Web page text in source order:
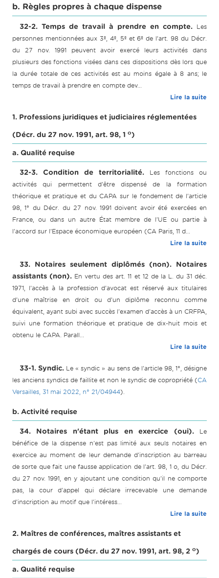
b. Règles propres à chaque dispense
32-2. Temps de travail à prendre en compte. Les
personnes mentionnées aux 3º, 4º, 5º et 6º de l’art. 98 du Décr.
du 27 nov. 1991 peuvent avoir exercé leurs activités dans
plusieurs des fonctions visées dans ces dispositions dès lors que
la durée totale de ces activités est au moins égale à 8 ans; le
temps de travail à prendre en compte dev...
Lire la suite
1. Professions juridiques et judiciaires réglementées
(Décr. du 27 nov. 1991, art. 98, 1 o)
a. Qualité requise
32-3. Condition de territorialité.
Les fonctions ou
activités qui permettent d'être dispensé de la formation
théorique et pratique et du CAPA sur le fondement de l'article
98, 1° du Décr. du 27 nov. 1991 doivent avoir été exercées en
France, ou dans un autre État membre de l'UE ou partie à
l'accord sur l'Espace économique européen (CA Paris, 11 d...
Lire la suite
33. Notaires seulement diplômés (non). Notaires
assistants (non). En vertu des art. 11 et 12 de la L. du 31 déc.
1971, l'accès à la profession d'avocat est réservé aux titulaires
d'une maîtrise en droit ou d'un diplôme reconnu comme
équivalent, ayant subi avec succès l'examen d'accès à un CRFPA,
suivi une formation théorique et pratique de dix-huit mois et
obtenu le CAPA. Parall...
Lire la suite
33-1. Syndic. Le « syndic » au sens de l'article 98, 1°, désigne
les anciens syndics de faillite et non le syndic de copropriété (CA
Versailles, 31 mai 2022, n° 21/04944).
b. Activité requise
34. Notaires n'étant plus en exercice (oui).
Le
bénéfice de la dispense n'est pas limité aux seuls notaires en
exercice au moment de leur demande d'inscription au barreau
de sorte que fait une fausse application de l'art. 98, 1 o, du Décr.
du 27 nov. 1991, en y ajoutant une condition qu'il ne comporte
pas, la cour d'appel qui déclare irrecevable une demande
d'inscription au motif que l'intéress...
Lire la suite
2. Maîtres de conférences, maîtres assistants et
chargés de cours (Décr. du 27 nov. 1991, art. 98, 2 o)
a. Qualité requise